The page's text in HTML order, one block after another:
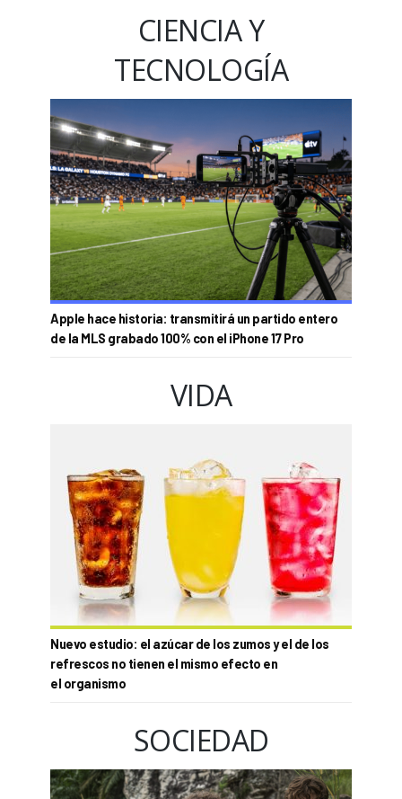
CIENCIA Y
TECNOLOGÍA
Apple hace historia: transmitirá un partido entero
de la MLS grabado 100% con el iPhone 17 Pro
VIDA
Nuevo estudio: el azúcar de los zumos y el de los
refrescos no tienen el mismo efecto en
el organismo
SOCIEDAD